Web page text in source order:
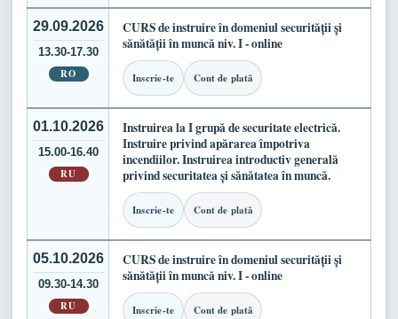
29.09.2026
13.30-17.30
RO
CURS de instruire în domeniul securității și
sănătății în muncă niv. I - online
Inscrie-te Cont de plată
01.10.2026
15.00-16.40
RU
Instruirea la I grupă de securitate electrică.
Instruire privind apărarea împotriva
incendiilor. Instruirea introductiv generală
privind securitatea și sănătatea în muncă.
Inscrie-te Cont de plată
05.10.2026
09.30-14.30
RU
CURS de instruire în domeniul securității și
sănătății în muncă niv. I - online
Inscrie-te Cont de plată